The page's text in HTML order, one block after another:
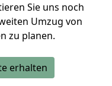
Sie uns noch
Umzug von
zu planen.
erhalten